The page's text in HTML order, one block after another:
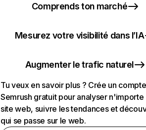
Comprends ton marché
Mesurez votre visibilité dans l’IA
Augmenter le trafic naturel
Tu veux en savoir plus ? Crée un compte
Semrush gratuit pour analyser n'importe
site web, suivre les tendances et
qui se passe sur le web.